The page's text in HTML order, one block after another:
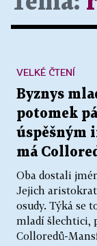
Byznys
potomek
úspěšným
má
Oba dostali
Jejich
osudy. Týká se
mladí šlechtici,
Colloredů-
VELKÉ ČTENÍ